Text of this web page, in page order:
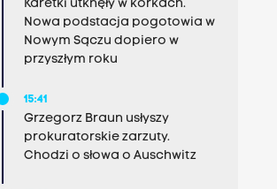
Karetki utknęły w korkach.
Nowa podstacja pogotowia w
Nowym Sączu dopiero w
przyszłym roku
15:41
Grzegorz Braun usłyszy
prokuratorskie zarzuty.
Chodzi o słowa o Auschwitz